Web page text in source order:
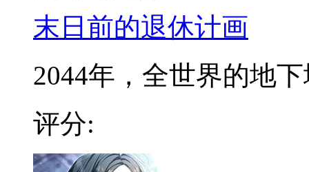
末日前的退休计画
2044年，全世界的地
评分: